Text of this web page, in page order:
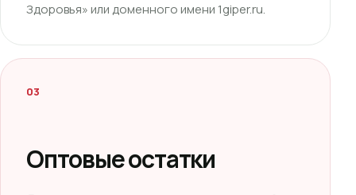
Здоровья» или доменного имени 1giper.ru.
03
Оптовые остатки